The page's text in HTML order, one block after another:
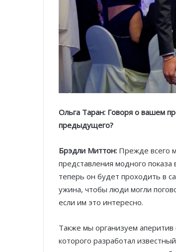
Ольга Таран: Говоря о вашем
предыдущего?
Брэдли Миттон: Прежде всего
представления модного
теперь он будет проходить в
ужина, чтобы люди могли
если им это интересно.
Также мы организуем
которого разработал